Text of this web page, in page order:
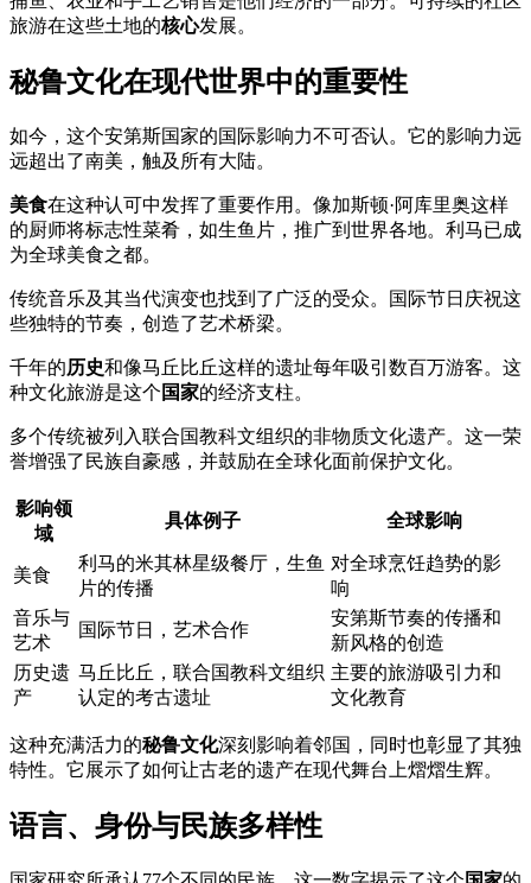
旅游在这些土地的核心发展。
秘鲁文化在现代世界中的重要性
如今，这个安第斯国家的国际影响力不可否认。它的影响力远
远超出了南美，触及所有大陆。
美食在这种认可中发挥了重要作用。像加斯顿·阿库里奥这样
的厨师将标志性菜肴，如生鱼片，推广到世界各地。利马已成
为全球美食之都。
传统音乐及其当代演变也找到了广泛的受众。国际节日庆祝这
些独特的节奏，创造了艺术桥梁。
千年的历史和像马丘比丘这样的遗址每年吸引数百万游客。这
种文化旅游是这个 国家的经济支柱。
多个传统被列入联合国教科文组织的非物质文化遗产。这一荣
誉增强了民族自豪感，并鼓励在全球化面前保护文化。
影响领
域
具体例子 全球影响
美食
利马的米其林星级餐厅，生鱼
片的传播
对全球烹饪趋势的影
响
音乐与
艺术
国际节日，艺术合作
安第斯节奏的传播和
新风格的创造
历史遗
产
马丘比丘，联合国教科文组织
认定的考古遗址
主要的旅游吸引力和
文化教育
这种充满活力的秘鲁文化深刻影响着邻国，同时也彰显了其独
特性。它展示了如何让古老的遗产在现代舞台上熠熠生辉。
语言、身份与民族多样性